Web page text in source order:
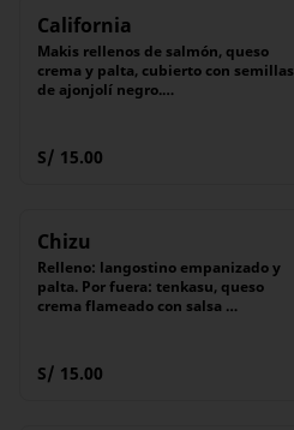
California
Makis rellenos de salmón, queso
crema y palta, cubierto con semillas
de ajonjolí negro.
(6 unidades).
S/ 15.00
Chizu
Relleno: langostino empanizado y
palta. Por fuera: tenkasu, queso
crema flameado con salsa
S/ 15.00